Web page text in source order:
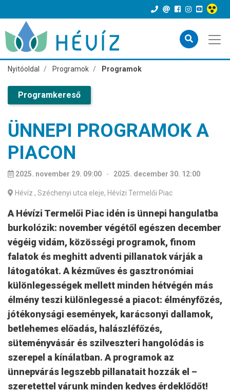
Nyitóoldal Programok Programok
Programkereső
ÜNNEPI PROGRAMOK A
PIACON
2025. november 29. 09:00 - 2025. december 30. 12:00
Hévíz , Széchenyi utca eleje, Hévízi Termelői Piac
A Hévízi Termelői Piac idén is ünnepi hangulatba
burkolózik: november végétől egészen december
végéig vidám, közösségi programok, finom
falatok és meghitt adventi pillanatok várják a
látogatókat. A kézműves és gasztronómiai
különlegességek mellett minden hétvégén más
élmény teszi különlegessé a piacot: élményfőzés,
jótékonysági események, karácsonyi dallamok,
betlehemes előadás, halászléfőzés,
süteményvásár és szilveszteri hangolódás is
szerepel a kínálatban. A programok az
ünnepvárás legszebb pillanatait hozzák el –
szeretettel várunk minden kedves érdeklődőt!